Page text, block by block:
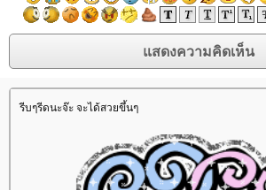
รีบๆรีดนะจ๊ะ จะได้สวยขึ้นๆ